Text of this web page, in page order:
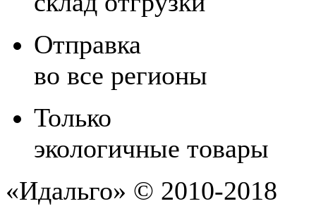
Отправка
во все регионы
Только
экологичные товары
«Идальго» © 2010-2018